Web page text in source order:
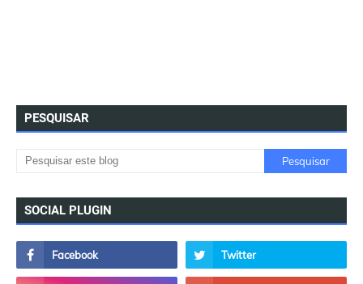
PESQUISAR
SOCIAL PLUGIN